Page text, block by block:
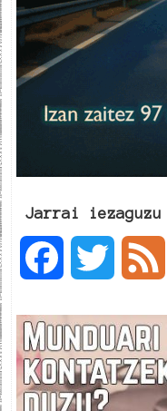
Jarrai iezaguzu
c
e
i
t